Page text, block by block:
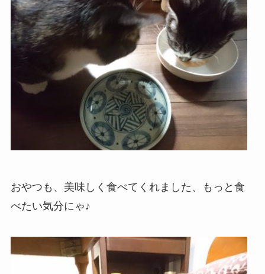
おやつも、美味しく食べてくれました、もっと食
べたい気分にゃ♪